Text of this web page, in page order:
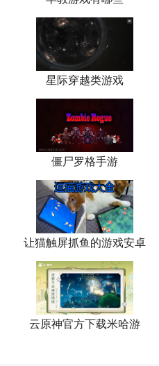
星际穿越类游戏
僵尸罗格手游
让猫触屏抓鱼的游戏安卓
云原神官方下载米哈游